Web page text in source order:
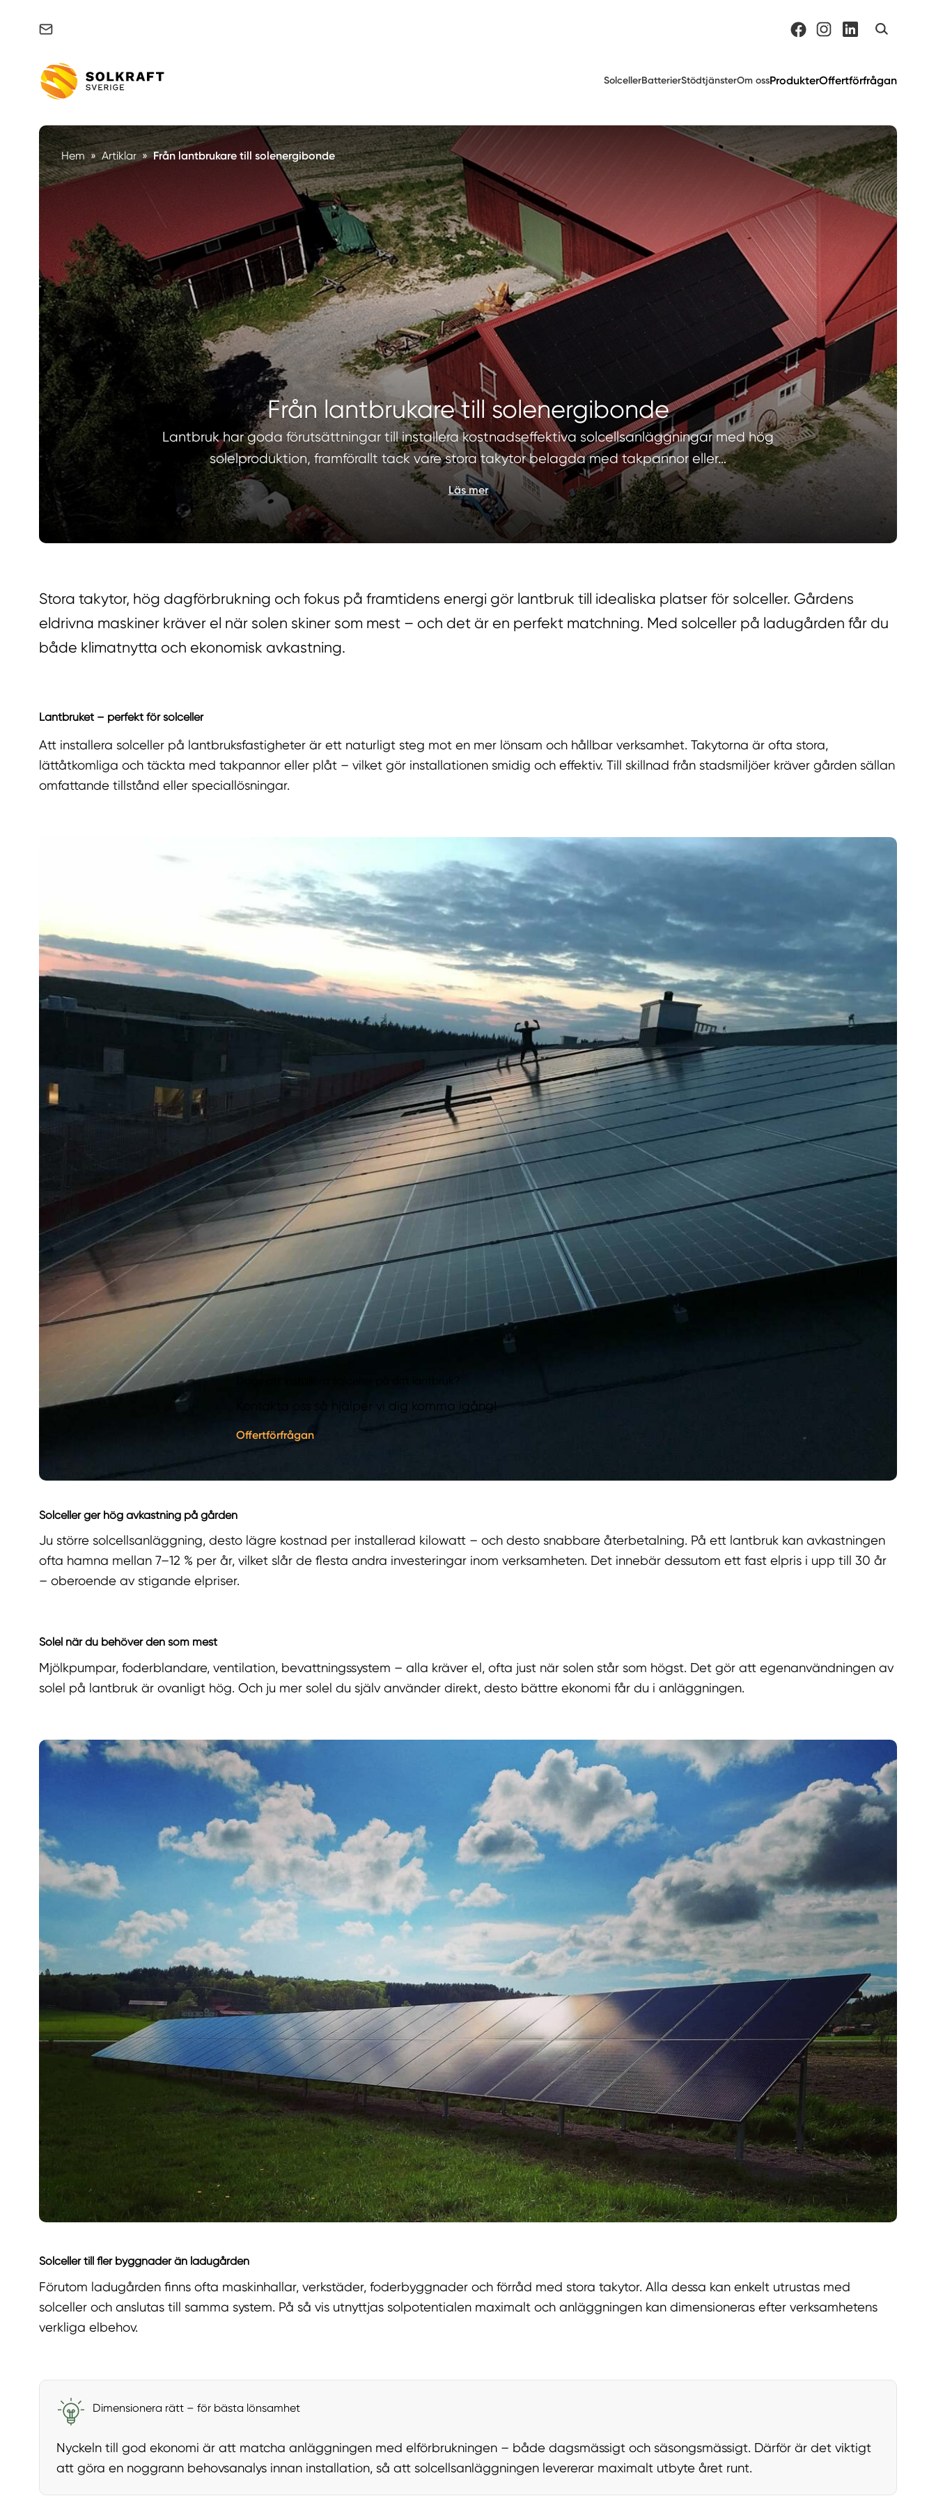
SolcellerBatterierStödtjänsterOm ossProdukterOffertförfrågan
Hem » Artiklar » Från lantbrukare till solenergibonde
Från lantbrukare till solenergibonde
Lantbruk har goda förutsättningar till installera kostnadseffektiva solcellsanläggningar med hög
solelproduktion, framförallt tack vare stora takytor belagda med takpannor eller…
Läs mer
Stora takytor, hög dagförbrukning och fokus på framtidens energi gör lantbruk till idealiska platser för solceller. Gårdens
eldrivna maskiner kräver el när solen skiner som mest – och det är en perfekt matchning. Med solceller på ladugården får du
både klimatnytta och ekonomisk avkastning.
Lantbruket – perfekt för solceller
Att installera solceller på lantbruksfastigheter är ett naturligt steg mot en mer lönsam och hållbar verksamhet. Takytorna är ofta stora,
lättåtkomliga och täckta med takpannor eller plåt – vilket gör installationen smidig och effektiv. Till skillnad från stadsmiljöer kräver gården sällan
omfattande tillstånd eller speciallösningar.
Kontakta oss så hjälper vi dig komma igång!
Offertförfrågan
Solceller ger hög avkastning på gården
Ju större solcellsanläggning, desto lägre kostnad per installerad kilowatt – och desto snabbare återbetalning. På ett lantbruk kan avkastningen
ofta hamna mellan 7–12 % per år, vilket slår de flesta andra investeringar inom verksamheten. Det innebär dessutom ett fast elpris i upp till 30 år
– oberoende av stigande elpriser.
Solel när du behöver den som mest
Mjölkpumpar, foderblandare, ventilation, bevattningssystem – alla kräver el, ofta just när solen står som högst. Det gör att egenanvändningen av
solel på lantbruk är ovanligt hög. Och ju mer solel du själv använder direkt, desto bättre ekonomi får du i anläggningen.
Solceller till fler byggnader än ladugården
Förutom ladugården finns ofta maskinhallar, verkstäder, foderbyggnader och förråd med stora takytor. Alla dessa kan enkelt utrustas med
solceller och anslutas till samma system. På så vis utnyttjas solpotentialen maximalt och anläggningen kan dimensioneras efter verksamhetens
verkliga elbehov.
Dimensionera rätt – för bästa lönsamhet
Nyckeln till god ekonomi är att matcha anläggningen med elförbrukningen – både dagsmässigt och säsongsmässigt. Därför är det viktigt
att göra en noggrann behovsanalys innan installation, så att solcellsanläggningen levererar maximalt utbyte året runt.